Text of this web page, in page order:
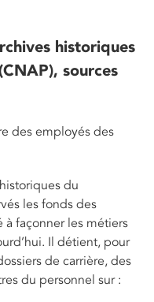
historiques
sources
des employés des
du
les fonds des
façonner les métiers
Il détient, pour
de carrière, des
du personnel sur :